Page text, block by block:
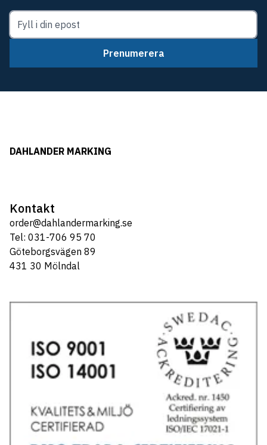
Prenumerera
DAHLANDER MARKING
Kontakt
order@dahlandermarking.se
Tel: 031-706 95 70
Göteborgsvägen 89
431 30 Mölndal